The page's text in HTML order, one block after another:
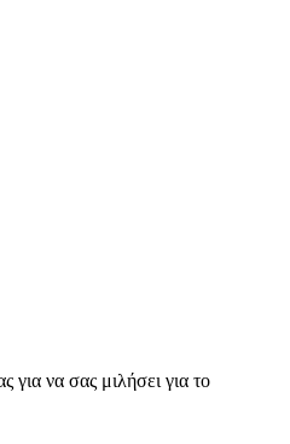
για να σας μιλήσει για το